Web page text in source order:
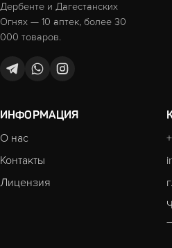
Дербенте и Дагестанских
Огнях — 10 аптек, более 30
000 товаров.
ИНФОРМАЦИЯ
О нас
Контакты
Лицензия